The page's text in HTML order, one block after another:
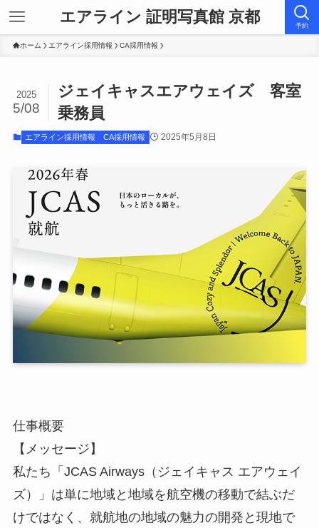
エアライン 証明写真館 京都 予約
ホーム エアライン採用情報 CA採用情報
ジェイキャスエアウェイズ 客室
乗務員
2025
5/08
エアライン採用情報 CA採用情報 2025年5月8日
仕事概要
【メッセージ】
私たち「JCAS Airways（ジェイキャス エアウェイ
ズ）」は単に地域と地域を航空機の移動で結ぶだ
けではなく、就航地の地域の魅力の開発と現地で